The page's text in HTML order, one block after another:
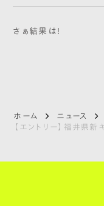
さぁ結果は！
ホーム ニュース
【エントリー】福井県新